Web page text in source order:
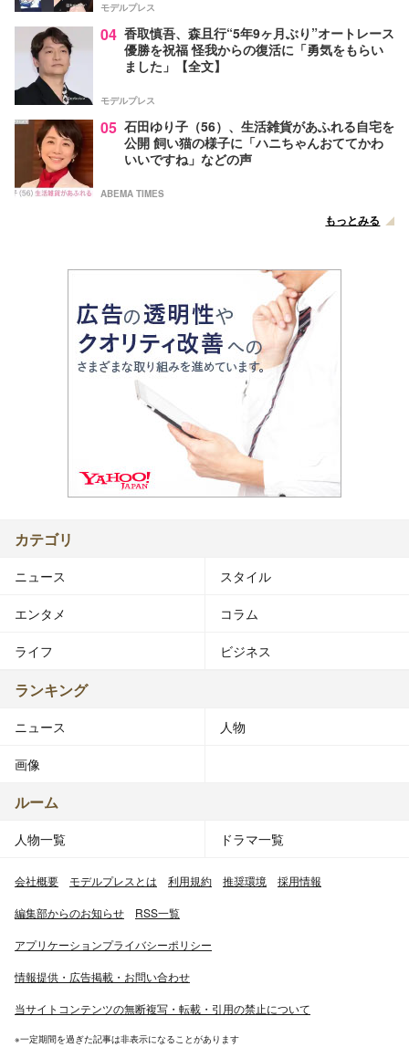
モデルプレス
04 香取慎吾、森且行“5年9ヶ月ぶり”オートレース
優勝を祝福 怪我からの復活に「勇気をもらい
ました」【全文】
モデルプレス
05 石田ゆり子（56）、生活雑貨があふれる自宅を
公開 飼い猫の様子に「ハニちゃんおててかわ
いいですね」などの声
ABEMA TIMES
もっとみる
カテゴリ
ニュース スタイル
エンタメ コラム
ライフ ビジネス
ランキング
ニュース 人物
画像
ルーム
人物一覧 ドラマ一覧
会社概要 モデルプレスとは 利用規約 推奨環境 採用情報
編集部からのお知らせ RSS一覧
アプリケーションプライバシーポリシー
情報提供・広告掲載・お問い合わせ
当サイトコンテンツの無断複写・転載・引用の禁止について
※一定期間を過ぎた記事は非表示になることがあります